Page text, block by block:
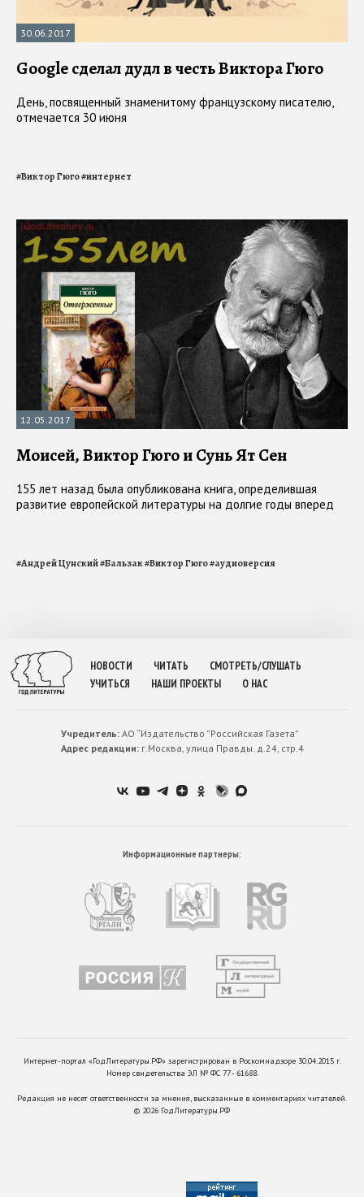
30.06.2017
Google сделал дудл в честь Виктора Гюго
День, посвященный знаменитому французскому писателю,
отмечается 30 июня
#Виктор Гюго#интернет
12.05.2017
Моисей, Виктор Гюго и Сунь Ят Сен
155 лет назад была опубликована книга, определившая
развитие европейской литературы на долгие годы вперед
#Андрей Цунский#Бальзак#Виктор Гюго#аудиоверсия
НОВОСТИ ЧИТАТЬ
СМОТРЕТЬ/СЛУШАТЬ
УЧИТЬСЯ
НАШИ ПРОЕКТЫ О НАС
Учредитель:АО “Издательство ”Российская Газета”
Адрес редакции:г.Москва, улица Правды. д.24, стр.4
Информационные партнеры:
Интернет-портал «ГодЛитературы.РФ» зарегистрирован в Роскомнадзоре 30.04.2015 г.
Номер свидетельства ЭЛ № ФС 77 - 61688.
Редакция не несет ответственности за мнения, высказанные в комментариях читателей.
© 2026 ГодЛитературы.РФ